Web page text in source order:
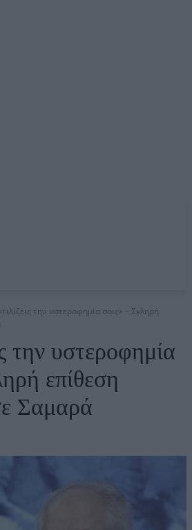
την υστεροφημία σου;» – Σκληρή
την υστεροφημία
επίθεση
Σαμαρά